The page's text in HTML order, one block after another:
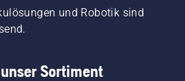
und Robotik sind
Sortiment